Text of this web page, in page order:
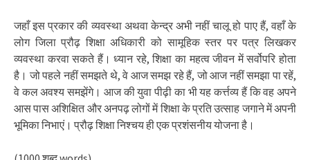
जहाँ इस प्रकार की व्यवस्था अथवा केन्द्र अभी नहीं चालू हो पाए हैं, वहाँ के
लोग जिला प्रौढ़ शिक्षा अधिकारी को सामूहिक स्तर पर पत्र लिखकर
व्यवस्था करवा सकते हैं। ध्यान रहे, शिक्षा का महत्व जीवन में सर्वोपरि होता
है। जो पहले नहीं समझते थे, वे आज समझ रहे हैं, जो आज नहीं समझा पा रहें,
वे कल अवश्य समझेंगे। आज की युवा पीढ़ी का भी यह कर्त्तव्य हैं कि वह अपने
आस पास अशिक्षित और अनपढ़ लोगों में शिक्षा के प्रति उत्साह जगाने में अपनी
भूमिका निभाएं। प्रौढ़ शिक्षा निश्चय ही एक प्रशंसनीय योजना है।